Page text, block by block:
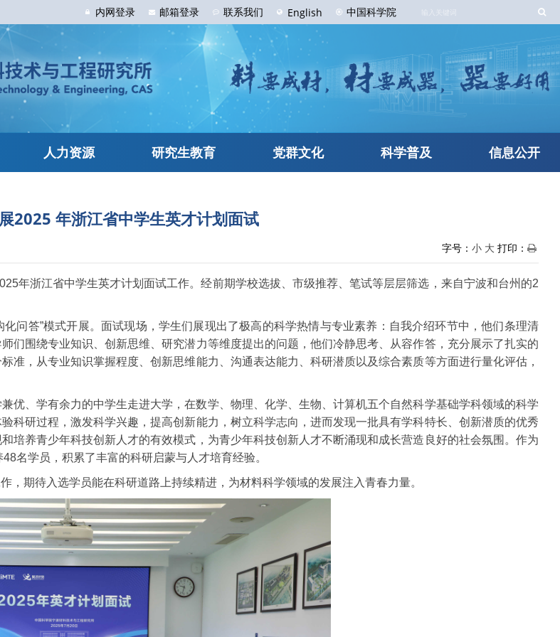
内网登录 邮箱登录 联系我们 English 中国科学院
人力资源 研究生教育 党群文化 科学普及 信息公开
2025 年浙江省中学生英才计划面试
字号： 小 大 打印：
年浙江省中学生英才计划面试工作。经前期学校选拔、市级推荐、笔试等层层筛选，来自宁波和台州的2
问答”模式开展。面试现场，学生们展现出了极高的科学热情与专业素养：自我介绍环节中，他们条理清
们围绕专业知识、创新思维、研究潜力等维度提出的问题，他们冷静思考、从容作答，充分展示了扎实的
，从专业知识掌握程度、创新思维能力、沟通表达能力、科研潜质以及综合素质等方面进行量化评估，
优、学有余力的中学生走进大学，在数学、物理、化学、生物、计算机五个自然科学基础学科领域的科学
科研过程，激发科学兴趣，提高创新能力，树立科学志向，进而发现一批具有学科特长、创新潜质的优秀
培养青少年科技创新人才的有效模式，为青少年科技创新人才不断涌现和成长营造良好的社会氛围。作为
名学员，积累了丰富的科研启蒙与人才培育经验。
期待入选学员能在科研道路上持续精进，为材料科学领域的发展注入青春力量。